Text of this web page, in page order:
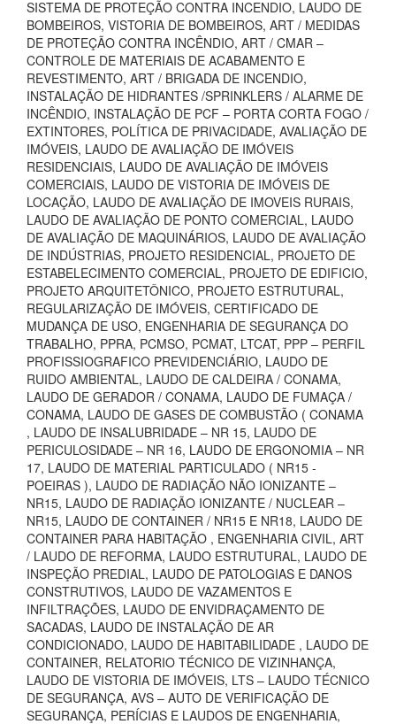
SISTEMA DE PROTEÇÃO CONTRA INCENDIO, LAUDO DE
BOMBEIROS, VISTORIA DE BOMBEIROS, ART / MEDIDAS
DE PROTEÇÃO CONTRA INCÊNDIO, ART / CMAR –
CONTROLE DE MATERIAIS DE ACABAMENTO E
REVESTIMENTO, ART / BRIGADA DE INCENDIO,
INSTALAÇÃO DE HIDRANTES /SPRINKLERS / ALARME DE
INCÊNDIO, INSTALAÇÃO DE PCF – PORTA CORTA FOGO /
EXTINTORES, POLÍTICA DE PRIVACIDADE, AVALIAÇÃO DE
IMÓVEIS, LAUDO DE AVALIAÇÃO DE IMÓVEIS
RESIDENCIAIS, LAUDO DE AVALIAÇÃO DE IMÓVEIS
COMERCIAIS, LAUDO DE VISTORIA DE IMÓVEIS DE
LOCAÇÃO, LAUDO DE AVALIAÇÃO DE IMOVEIS RURAIS,
LAUDO DE AVALIAÇÃO DE PONTO COMERCIAL, LAUDO
DE AVALIAÇÃO DE MAQUINÁRIOS, LAUDO DE AVALIAÇÃO
DE INDÚSTRIAS, PROJETO RESIDENCIAL, PROJETO DE
ESTABELECIMENTO COMERCIAL, PROJETO DE EDIFICIO,
PROJETO ARQUITETÔNICO, PROJETO ESTRUTURAL,
REGULARIZAÇÃO DE IMÓVEIS, CERTIFICADO DE
MUDANÇA DE USO, ENGENHARIA DE SEGURANÇA DO
TRABALHO, PPRA, PCMSO, PCMAT, LTCAT, PPP – PERFIL
PROFISSIOGRAFICO PREVIDENCIÁRIO, LAUDO DE
RUIDO AMBIENTAL, LAUDO DE CALDEIRA / CONAMA,
LAUDO DE GERADOR / CONAMA, LAUDO DE FUMAÇA /
CONAMA, LAUDO DE GASES DE COMBUSTÃO ( CONAMA
, LAUDO DE INSALUBRIDADE – NR 15, LAUDO DE
PERICULOSIDADE – NR 16, LAUDO DE ERGONOMIA – NR
17, LAUDO DE MATERIAL PARTICULADO ( NR15 -
POEIRAS ), LAUDO DE RADIAÇÃO NÃO IONIZANTE –
NR15, LAUDO DE RADIAÇÃO IONIZANTE / NUCLEAR –
NR15, LAUDO DE CONTAINER / NR15 E NR18, LAUDO DE
CONTAINER PARA HABITAÇÃO , ENGENHARIA CIVIL, ART
/ LAUDO DE REFORMA, LAUDO ESTRUTURAL, LAUDO DE
INSPEÇÃO PREDIAL, LAUDO DE PATOLOGIAS E DANOS
CONSTRUTIVOS, LAUDO DE VAZAMENTOS E
INFILTRAÇÕES, LAUDO DE ENVIDRAÇAMENTO DE
SACADAS, LAUDO DE INSTALAÇÃO DE AR
CONDICIONADO, LAUDO DE HABITABILIDADE , LAUDO DE
CONTAINER, RELATORIO TÉCNICO DE VIZINHANÇA,
LAUDO DE VISTORIA DE IMÓVEIS, LTS – LAUDO TÉCNICO
DE SEGURANÇA, AVS – AUTO DE VERIFICAÇÃO DE
SEGURANÇA, PERÍCIAS E LAUDOS DE ENGENHARIA,